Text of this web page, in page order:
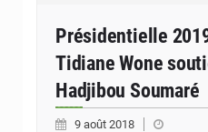
Présidentielle
Tidiane Wone
Hadjibou Soumaré
9 août 2018